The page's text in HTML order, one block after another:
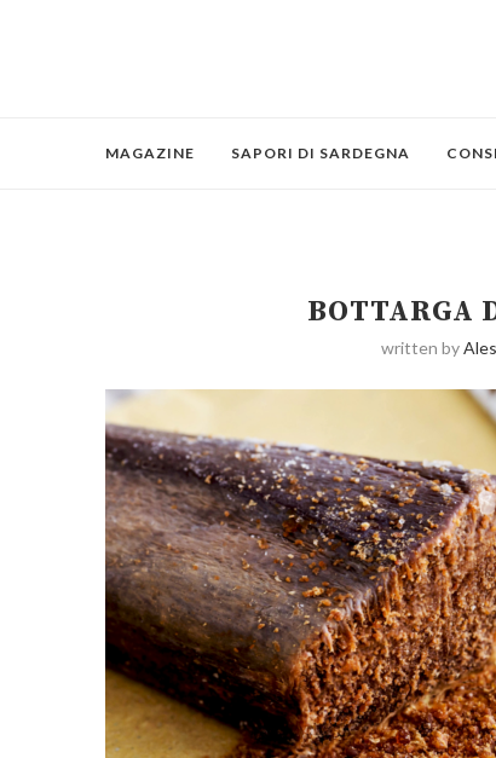
MAGAZINE SAPORI DI SARDEGNA
BOTTARGA
written by